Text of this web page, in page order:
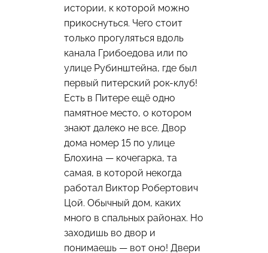
истории, к которой можно
прикоснуться. Чего стоит
только прогуляться вдоль
канала Грибоедова или по
улице Рубинштейна, где был
первый питерский рок-клуб!
Есть в Питере ещё одно
памятное место, о котором
знают далеко не все. Двор
дома номер 15 по улице
Блохина — кочегарка, та
самая, в которой некогда
работал Виктор Робертович
Цой. Обычный дом, каких
много в спальных районах. Но
заходишь во двор и
понимаешь — вот оно! Двери